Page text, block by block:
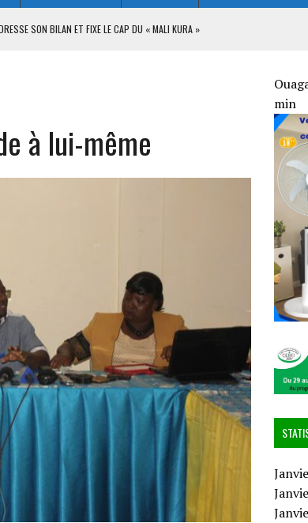
SON BILAN ET FIXE LE CAP DU « MALI KURA »
7ᵉ GROUPEMENT D’INTERVENTION RAPIDE
DES VDP
PATRIOTIQUE ÉVALUE SES RÉALISATIONS SUR LE
à lui-même
min